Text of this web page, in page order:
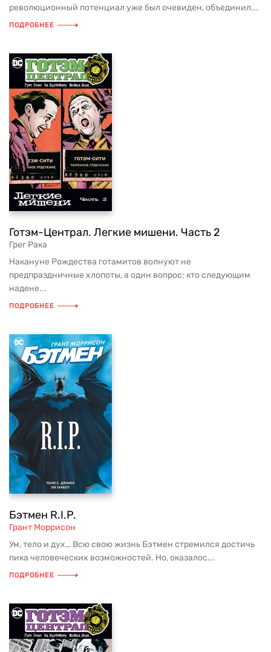
революционный потенциал уже был очевиден, объединил...
ПОДРОБНЕЕ
Готэм-Централ. Легкие мишени. Часть 2
Грег Рака
Накануне Рождества готамитов волнуют не
предпраздничные хлопоты, а один вопрос: кто следующим
надене...
ПОДРОБНЕЕ
Бэтмен R.I.P.
Грант Моррисон
Ум, тело и дух… Всю свою жизнь Бэтмен стремился достичь
пика человеческих возможностей. Но, оказалос...
ПОДРОБНЕЕ